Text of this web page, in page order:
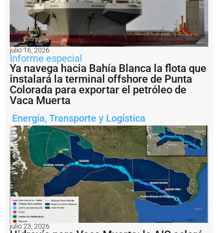
l
o
g
r
ó
z
a
f
a
r
o
r
s
u
s
p
r
o
p
i
o
s
m
julio 16, 2026
Informe especial
Ya navega hacia Bahía Blanca la flota que
instalará la terminal offshore de Punta
Colorada para exportar el petróleo de
Vaca Muerta
Energía, Transporte y Logística
julio 23, 2026